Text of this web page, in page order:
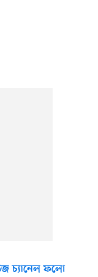
চ্যানেল ফলো